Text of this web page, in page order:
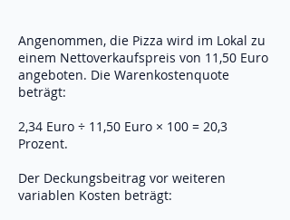
Angenommen, die Pizza wird im Lokal zu
einem Nettoverkaufspreis von 11,50 Euro
angeboten. Die Warenkostenquote
beträgt:
2,34 Euro ÷ 11,50 Euro × 100 = 20,3
Prozent.
Der Deckungsbeitrag vor weiteren
variablen Kosten beträgt: